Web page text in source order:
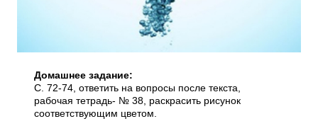
Домашнее задание:
С. 72-74, ответить на вопросы после текста,
рабочая тетрадь- № 38, раскрасить рисунок
соответствующим цветом.